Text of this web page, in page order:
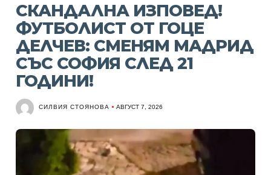
СКАНДАЛНА ИЗПОВЕД!
ФУТБОЛИСТ ОТ ГОЦЕ
ДЕЛЧЕВ: СМЕНЯМ МАДРИД
СЪС СОФИЯ СЛЕД 21
ГОДИНИ!
СИЛВИЯ СТОЯНОВА АВГУСТ 7, 2026